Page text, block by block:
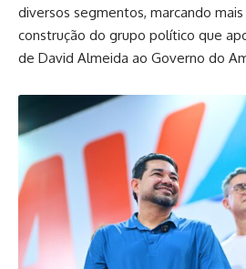
diversos segmentos, marcando
construção do grupo político que
de David Almeida ao Governo do